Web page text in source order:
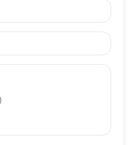
Xoắn